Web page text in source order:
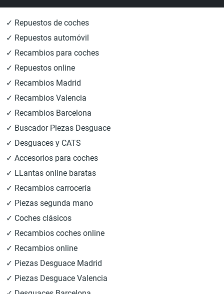
✓ Repuestos de coches
✓ Repuestos automóvil
✓ Recambios para coches
✓ Repuestos online
✓ Recambios Madrid
✓ Recambios Valencia
✓ Recambios Barcelona
✓ Buscador Piezas Desguace
✓ Desguaces y CATS
✓ Accesorios para coches
✓ LLantas online baratas
✓ Recambios carrocería
✓ Piezas segunda mano
✓ Coches clásicos
✓ Recambios coches online
✓ Recambios online
✓ Piezas Desguace Madrid
✓ Piezas Desguace Valencia